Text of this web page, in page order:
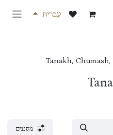
עברית
Tanakh,
מסננים